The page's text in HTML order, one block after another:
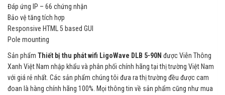
Đáp ứng IP – 66 chứng nhận
Bảo vệ tăng tích hợp
Responsive HTML 5 based GUI
Pole mounting
Sản phẩm Thiết bị thu phát wifi LigoWave DLB 5-90N được Viễn Thông
Xanh Việt Nam nhập khẩu và phân phối chính hãng tại thị trường Việt Nam
với giá rẻ nhất. Các sản phẩm chúng tôi đưa ra thị trường đều được cam
đoan là hàng chính hãng 100%. Mọi thông tin về sản phẩm cũng như mua